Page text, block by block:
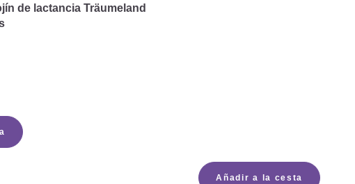
de lactancia Träumeland
Añadir a la cesta